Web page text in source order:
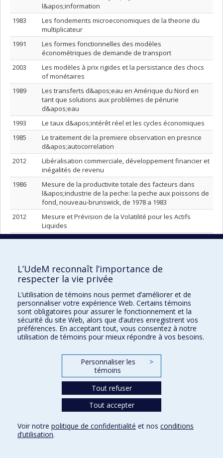
l&apos;information
1983
Les fondements microeconomiques de la theorie du
multiplicateur
1991
Les formes fonctionnelles des modèles
économétriques de demande de transport
2003
Les modèles à prix rigides et la persistance des chocs
of monétaires
1989
Les transferts d&apos;eau en Amérique du Nord en
tant que solutions aux problèmes de pénurie
d&apos;eau
1993
Le taux d&apos;intérêt réel et les cycles économiques
1985
Le traitement de la premiere observation en presnce
d&apos;autocorrelation
2012
Libéralisation commerciale, développement financier et
inégalités de revenu
1986
Mesure de la productivite totale des facteurs dans
l&apos;industrie de la peche: la peche aux poissons de
fond, nouveau-brunswick, de 1978 a 1983
2012
Mesure et Prévision de la Volatilité pour les Actifs
Liquides
1983
Methode de statique comparative
Méthodes d&apos;inférence exactes pour des
modèles de régression avec erreur autorégressives et
applications macroéconomiques
1995
Méthodes d&apos;inférence exactes pour des
modèles de régression avec erreurs autorégressives
et applications macroéconomiques
1989
Méthodes d&apos;inférence exactes pour deux
régressions de variances différentes
Micro-économétrie du producteur et Roy-consistance
Misspeciﬁed ﬁnancial models in a data-rich
Modèle de déséquilibre appliqué au marché du travail
temporaire
L’UdeM reconnaît l’importance de
respecter la vie privée
L’utilisation de témoins nous permet d’améliorer et de
personnaliser votre expérience Web. Certains témoins
sont obligatoires pour assurer le fonctionnement et la
sécurité du site Web, alors que d’autres enregistrent vos
préférences. En acceptant tout, vous consentez à notre
utilisation de témoins pour mieux répondre à vos besoins.
Personnaliser les
témoins
>
Tout refuser
Tout accepter
Voir notre politique de confidentialité et nos conditions
d’utilisation.